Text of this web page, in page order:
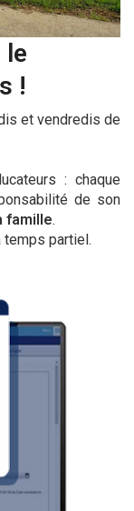
le
!
et vendredis de
: chaque
de son
famille.
temps partiel.